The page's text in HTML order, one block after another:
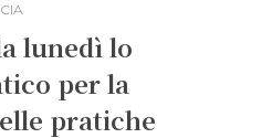
lunedì lo
per la
pratiche